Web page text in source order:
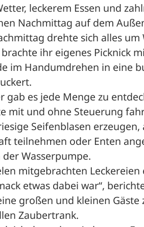
leckerem Essen und
Nachmittag auf dem
drehte sich alles um
brachte ihr eigenes Picknick
im Handumdrehen in eine
gab es jede Menge zu
mit und ohne Steuerung
Seifenblasen
teilnehmen oder Enten
Wasserpumpe.
mitgebrachten
etwas dabei war“,
großen und kleinen
Zaubertrank.